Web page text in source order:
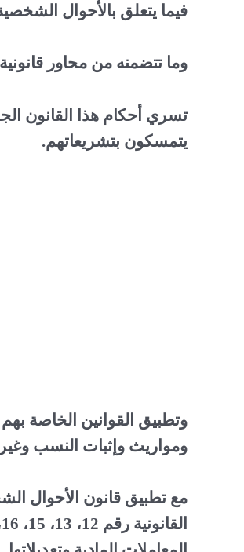
فيما يتعلق بالأحوال
وما تتضمنه من محاور قانونية
تسري أحكام هذا القانون
يتمسكون بتشريعاتهم.
وتطبيق القوانين الخاصة
ومواريث وإثبات النسب